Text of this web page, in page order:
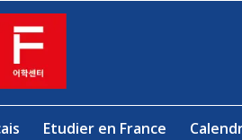
Etudier en France